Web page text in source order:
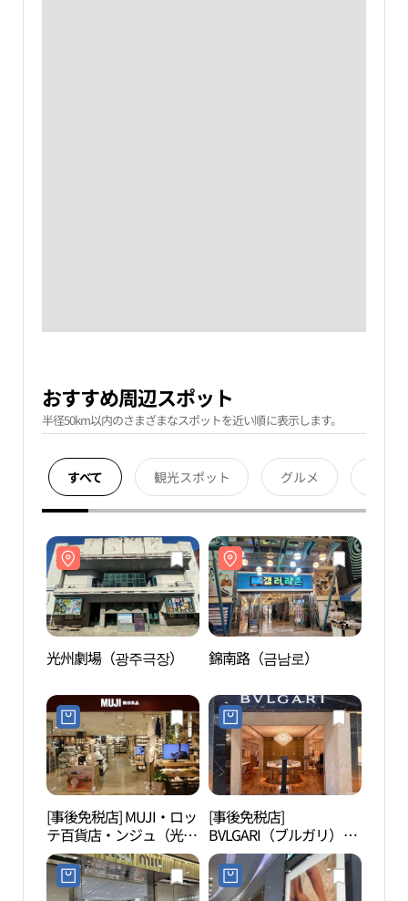
おすすめ周辺スポット
半径50km以内のさまざまなスポットを近い順に表示します。
すべて 観光スポット グルメ
光州劇場（광주극장） 錦南路（금남로）
[事後免税店] MUJI・ロッ
テ百貨店・ンジュ（光
州）店(MUJI 롯데백화점
광주점)
[事後免税店]
BVLGARI（ブルガリ）・
ロッテ百貨店・ンジュ
（光州）店(불가리 롯데
백화점 광주점)